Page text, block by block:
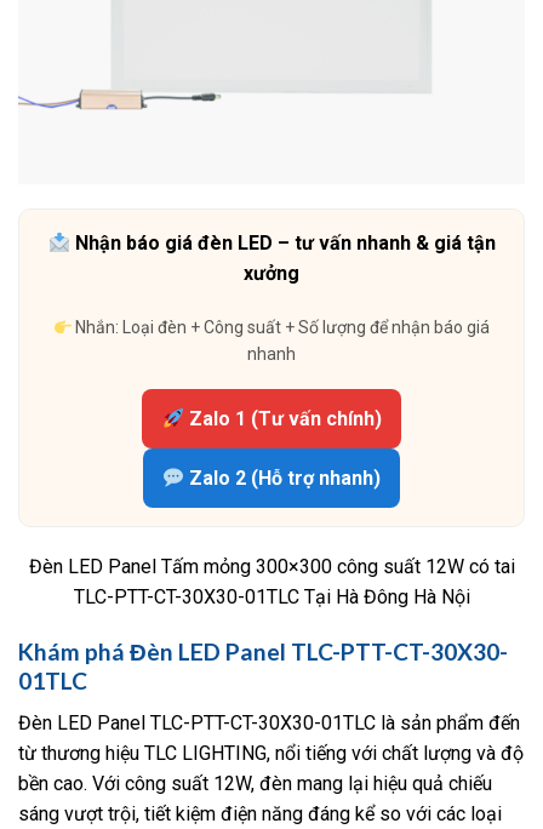
Nhận báo giá đèn LED – tư vấn nhanh & giá tận
xưởng
Nhắn: Loại đèn + Công suất + Số lượng để nhận báo giá
nhanh
Zalo 1 (Tư vấn chính)
Zalo 2 (Hỗ trợ nhanh)
Đèn LED Panel Tấm mỏng 300×300 công suất 12W có tai
TLC-PTT-CT-30X30-01TLC Tại Hà Đông Hà Nội
Khám phá Đèn LED Panel TLC-PTT-CT-30X30-
01TLC
Đèn LED Panel TLC-PTT-CT-30X30-01TLC là sản phẩm đến
từ thương hiệu TLC LIGHTING, nổi tiếng với chất lượng và độ
bền cao. Với công suất 12W, đèn mang lại hiệu quả chiếu
sáng vượt trội, tiết kiệm điện năng đáng kể so với các loại